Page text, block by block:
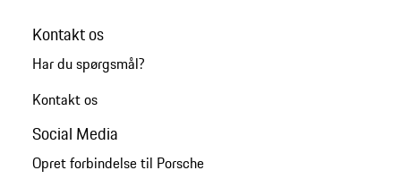
Kontakt os
Har du spørgsmål?
Kontakt os
Social Media
Opret forbindelse til Porsche